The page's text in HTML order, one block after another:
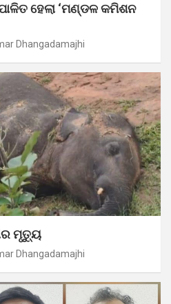
ପାଳିତ ହେଲା ‘ମଣ୍ଡଳ କମିଶନ
Dhangadamajhi
ମୃତ୍ୟୁ
Dhangadamajhi